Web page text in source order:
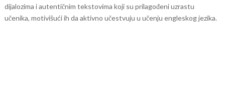
dijalozima i autentičnim tekstovima koji su prilagođeni uzrastu
učenika, motivišući ih da aktivno učestvuju u učenju engleskog jezika.